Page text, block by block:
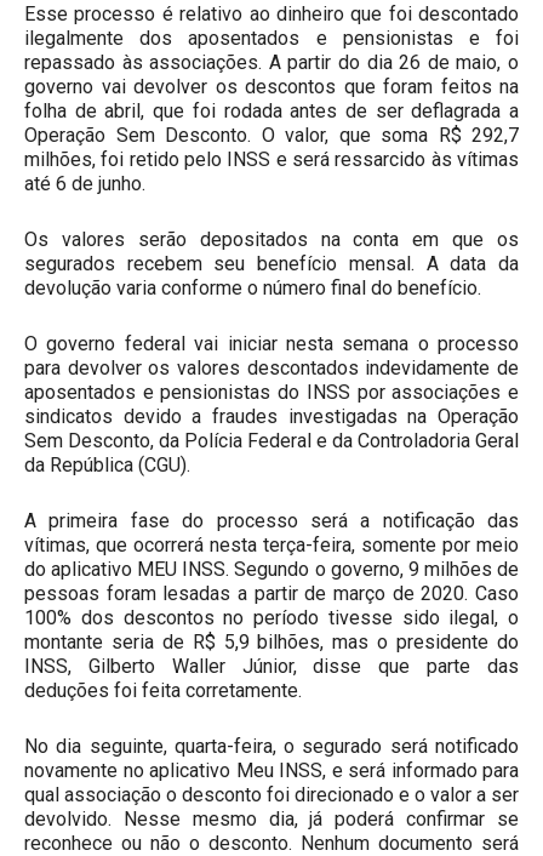
Esse processo é relativo ao dinheiro que foi descontado
ilegalmente dos aposentados e pensionistas e foi
repassado às associações. A partir do dia 26 de maio, o
governo vai devolver os descontos que foram feitos na
folha de abril, que foi rodada antes de ser deflagrada a
Operação Sem Desconto. O valor, que soma R$ 292,7
milhões, foi retido pelo INSS e será ressarcido às vítimas
até 6 de junho.
Os valores serão depositados na conta em que os
segurados recebem seu benefício mensal. A data da
devolução varia conforme o número final do benefício.
O governo federal vai iniciar nesta semana o processo
para devolver os valores descontados indevidamente de
aposentados e pensionistas do INSS por associações e
sindicatos devido a fraudes investigadas na Operação
Sem Desconto, da Polícia Federal e da Controladoria Geral
da República (CGU).
A primeira fase do processo será a notificação das
vítimas, que ocorrerá nesta terça-feira, somente por meio
do aplicativo MEU INSS. Segundo o governo, 9 milhões de
pessoas foram lesadas a partir de março de 2020. Caso
100% dos descontos no período tivesse sido ilegal, o
montante seria de R$ 5,9 bilhões, mas o presidente do
INSS, Gilberto Waller Júnior, disse que parte das
deduções foi feita corretamente.
No dia seguinte, quarta-feira, o segurado será notificado
novamente no aplicativo Meu INSS, e será informado para
qual associação o desconto foi direcionado e o valor a ser
devolvido. Nesse mesmo dia, já poderá confirmar se
reconhece ou não o desconto. Nenhum documento será